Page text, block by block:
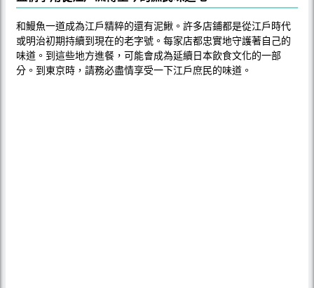
和鰻魚一道成為江戶精粹的還有泥鰍。許多店鋪都是從江戶時代
或明治初期持續到現在的老字號。每家店都忠實地守護著自己的
味道。到這些地方進餐，可能會成為延續日本飲食文化的一部
分。到東京時，請務必盡情享受一下江戶庶民的味道。